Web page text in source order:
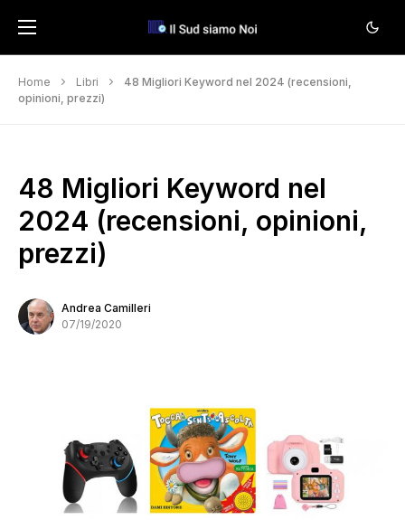
Home Libri
48 Migliori Keyword nel 2024 (recensioni,
opinioni, prezzi)
48 Migliori Keyword nel
2024 (recensioni, opinioni,
prezzi)
Andrea Camilleri
07/19/2020